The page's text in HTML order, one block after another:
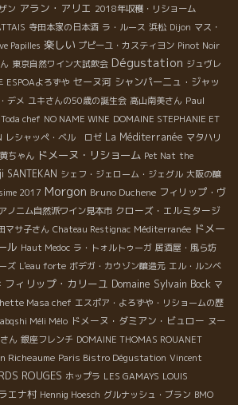
ン アラン・アリエ 2018年収穫・リショーム
寺田本家の日本酒 ラ・ルース 浜松 Dijon マス・
Papilles 楽しい プピーユ・カスティヨン Pinot Noir
東京自然ワイン大試飲会 Dégustation ジュヴレ
ESPOAよろずや セーヌ河 シャンパーニュ・ジャッ
デメ ユキさんの50歳の誕生会 高山南美さん Paul
Toda chef NO NAME WINE DOMAINE STEPHANIE ET
レシャッペ・ベル ロゼ La Méditerranée マタハリ
ちゃん ドメーヌ・リショーム Pet Nat the
SANTEKAN シェフ・ジェローム・ジェグル 大阪の醸
2017 Morgon Bruno Duchene フィリップ・ヴ
アノニム自然派ワイン見本市 クローズ・エルミタージ
マサ子さん Chateau Restignac Méditerranée ドメー
ル Haut Medoc ラ・トォルトゥーガ 居酒屋・風ら坊
ズ L'eau forte ボデガ・カウゾン醸造元 エル・ルンベ
フィリップ・カリーユ Domaine Sylvain Bock マ
Masa chef エスポア・よろずや・リショームの歴
Méli Mélo ドメーヌ・ダミアン・ビュロー ヌー
ん 銀座フレンチ DOMAINE THOMAS ROUANET
Richeaume Paris Bistro Dégustation Vincent
ROUGES ホップラ LES GAMAYS LOUIS
エナ村 Hennig Hoesch グルナッシュ・ブラン BMO